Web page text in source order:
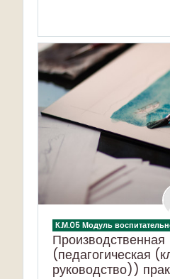
К.М.05 Модуль
Производственная
(педагогическая
руководство))